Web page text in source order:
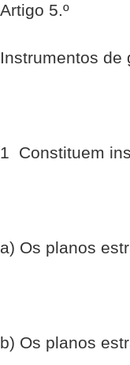
Artigo 5.º
Instrumentos de
1  Constituem
a) Os planos
b) Os planos